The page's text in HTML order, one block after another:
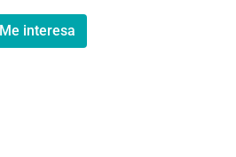
Me interesa